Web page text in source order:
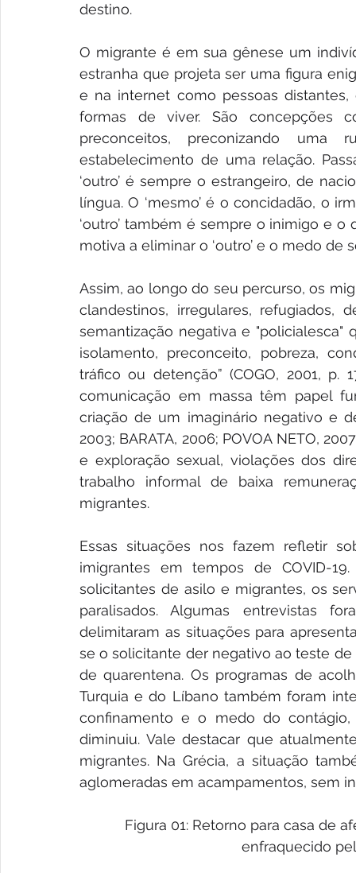
destino.
O migrante é em sua gênese um
estranha que projeta ser uma figura
e na internet como pessoas
formas de viver. São concepções
preconceitos, preconizando
estabelecimento de uma relação.
‘outro’ é sempre o estrangeiro, de
língua. O ‘mesmo’ é o concidadão, o
‘outro’ também é sempre o inimigo e
motiva a eliminar o ‘outro’ e o medo de
Assim, ao longo do seu percurso, os
clandestinos, irregulares, refugiados,
semantização negativa e "policialesca"
isolamento, preconceito, pobreza,
tráfico ou detenção” (COGO, 2001, p.
comunicação em massa têm papel
criação de um imaginário negativo e
2003; BARATA, 2006; POVOA NETO,
e exploração sexual, violações dos
trabalho informal de baixa
migrantes.
Essas situações nos fazem refletir
imigrantes em tempos de COVID-
solicitantes de asilo e migrantes, os
paralisados. Algumas entrevistas
delimitaram as situações para
se o solicitante der negativo ao teste
de quarentena. Os programas de
Turquia e do Líbano também foram
confinamento e o medo do
diminuiu. Vale destacar que
migrantes. Na Grécia, a situação
aglomeradas em acampamentos, sem
Figura 01: Retorno para casa de
enfraquecido